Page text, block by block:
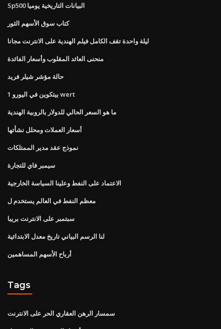
Sp500 البيانات التاريخية يوميا
كتاب سوق الأسهم الثور
ليلة واحدة تقف الكامل فيلم الهندية على الانترنت مجانا
منحنى العائد المقلوب وأسعار الفائدة
حالة مؤشر شيلر فريد
1 بيتكوين في اليورو wert
ما هو السعر الحالي للدولار بالروبية الهندية
أسعار العملات ومحلل نشأتها
نموذج عقد مدير الممتلكات
سيمبر فاي للتجارة
الاعتماد على النفط وعلينا السياسة الخارجية
معظم النفط في العالم يستخدم ل
سبتمبر على الانترنت بريبا
لنا الرسم البياني تاريخ معدل الابتدائية
أرباح الأسهم المساهمين
Tags
سمسار الرهن العقاري الحر على الانترنت